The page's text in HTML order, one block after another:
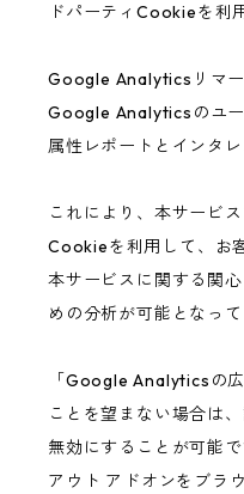
ドパーティCookieを利
Google Analyticsリマ
Google Analyticsのユ
属性レポートとインタ
これにより、本サービ
Cookieを利用して、お
本サービスに関する関
めの分析が可能となって
「Google Analyticsの
ことを望まない場合は
無効にすることが可能
アウト アドオンをブラ